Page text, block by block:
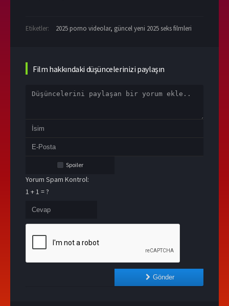
Etiketler: 2025 porno videolar, güncel yeni 2025 seks filmleri
Film hakkındaki düşüncelerinizi paylaşın
Spoiler
Yorum Spam Kontrol:
1 + 1 = ?
Gönder